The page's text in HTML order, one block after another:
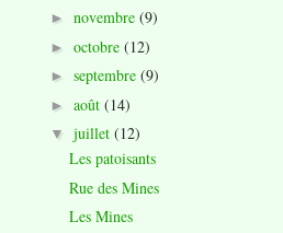
► novembre (9)
► octobre (12)
► septembre (9)
► août (14)
▼ juillet (12)
Les patoisants
Rue des Mines
Les Mines